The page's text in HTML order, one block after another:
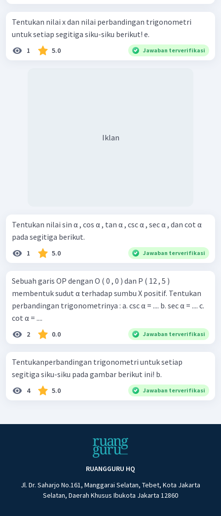
Tentukan nilai x dan nilai perbandingan trigonometri
untuk setiap segitiga siku-siku berikut! e.
1 5.0 Jawaban terverifikasi
Iklan
Tentukan nilai sin α , cos α , tan α , csc α , sec α , dan cot α
pada segitiga berikut.
1 5.0 Jawaban terverifikasi
Sebuah garis OP dengan O ( 0 , 0 ) dan P ( 12 , 5 )
membentuk sudut α terhadap sumbu X positif. Tentukan
perbandingan trigonometrinya : a. csc α = .... b. sec α = .... c.
cot α = ....
2 0.0 Jawaban terverifikasi
Tentukanperbandingan trigonometri untuk setiap
segitiga siku-siku pada gambar berikut ini! b.
4 5.0 Jawaban terverifikasi
RUANGGURU HQ
Jl. Dr. Saharjo No.161, Manggarai Selatan, Tebet, Kota Jakarta
Selatan, Daerah Khusus Ibukota Jakarta 12860